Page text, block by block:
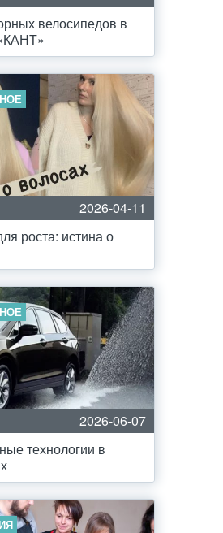
велосипедов в
2026-04-11
роста: истина о
2026-06-07
технологии в